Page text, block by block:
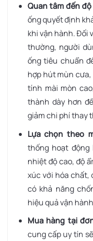
Quan tâm đến
ống quyết định
khi vận hành. Đối
thường, người
ống tiêu chuẩn
hợp hút mùn
tính mài mòn
thành dày hơn
giảm chi phí thay
Lựa chọn theo
thống hoạt
nhiệt độ cao, độ
xúc với hóa chất,
có khả năng
hiệu quả vận
Mua hàng tại
cung cấp uy tín